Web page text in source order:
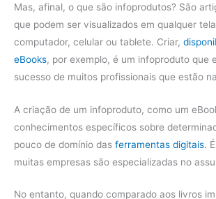
Mas, afinal, o que são infoprodutos? São
que podem ser visualizados em qualquer
computador, celular ou tablete. Criar,
eBooks, por exemplo, é um infoproduto que
sucesso de muitos profissionais que estão
A criação de um infoproduto, como um
conhecimentos específicos sobre
pouco de domínio das ferramentas digitais.
muitas empresas são especializadas no
No entanto, quando comparado aos livros